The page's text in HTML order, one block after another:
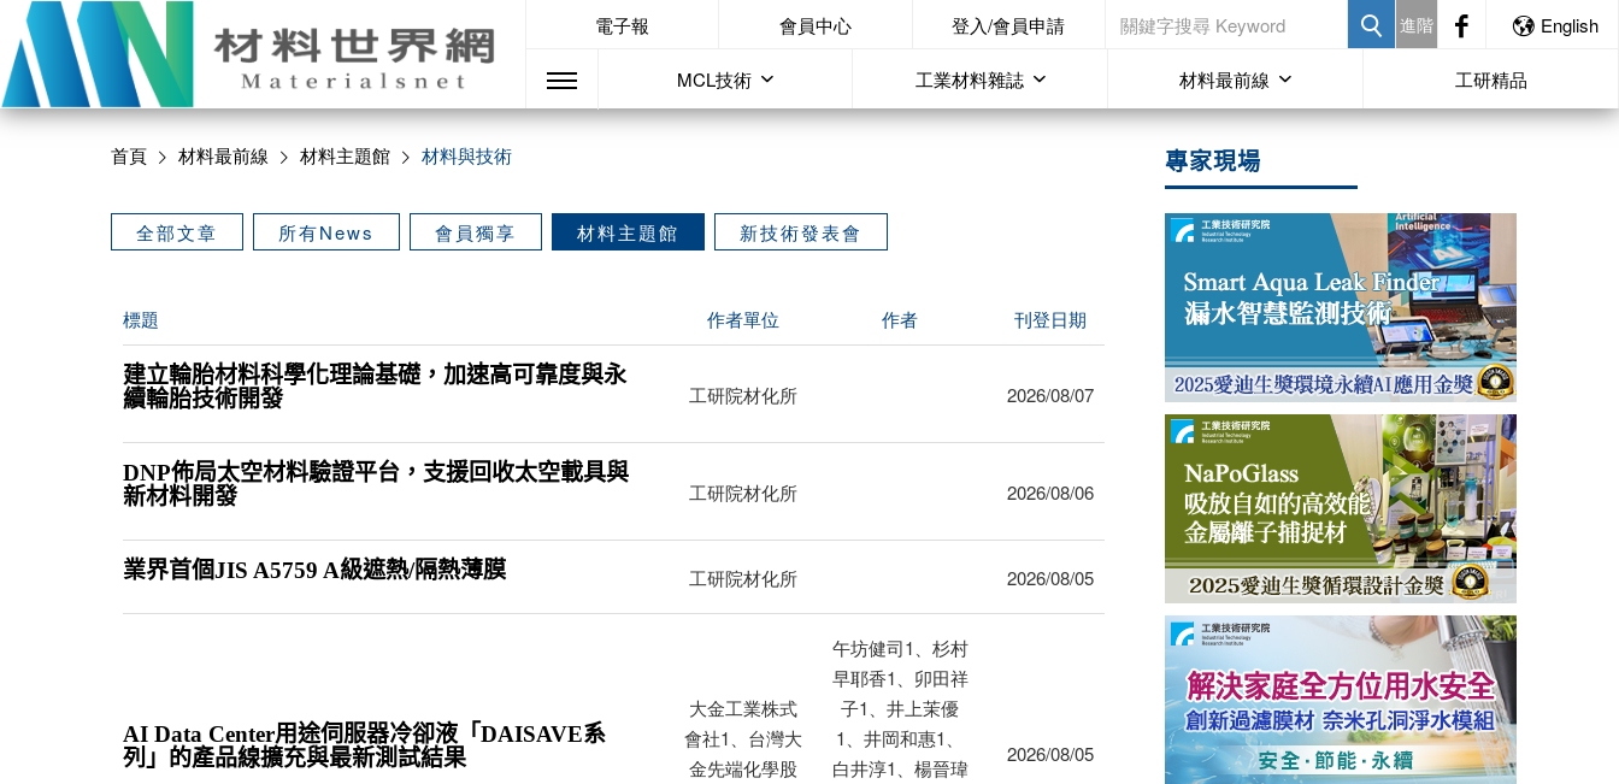
電子報 會員中心 登入/會員申請 進階 English
MCL技術 工業材料雜誌 材料最前線 工研精品
首頁 材料最前線 材料主題館 材料與技術
全部文章 所有News 會員獨享 材料主題館 新技術發表會
標題 作者單位 作者 刊登日期
建立輪胎材料科學化理論基礎，加速高可靠度與永
續輪胎技術開發
工研院材化所 2026/08/07
DNP佈局太空材料驗證平台，支援回收太空載具與
新材料開發
工研院材化所 2026/08/06
業界首個JIS A5759 A級遮熱/隔熱薄膜 工研院材化所 2026/08/05
AI Data Center用途伺服器冷卻液「DAISAVE系
列」的產品線擴充與最新測試結果
大金工業株式
會社1、台灣大
金先端化學股
午坊健司1、杉村
早耶香1、卯田祥
子1、井上茉優
1、井岡和惠1、
白井淳1、楊晉瑋
2026/08/05
專家現場